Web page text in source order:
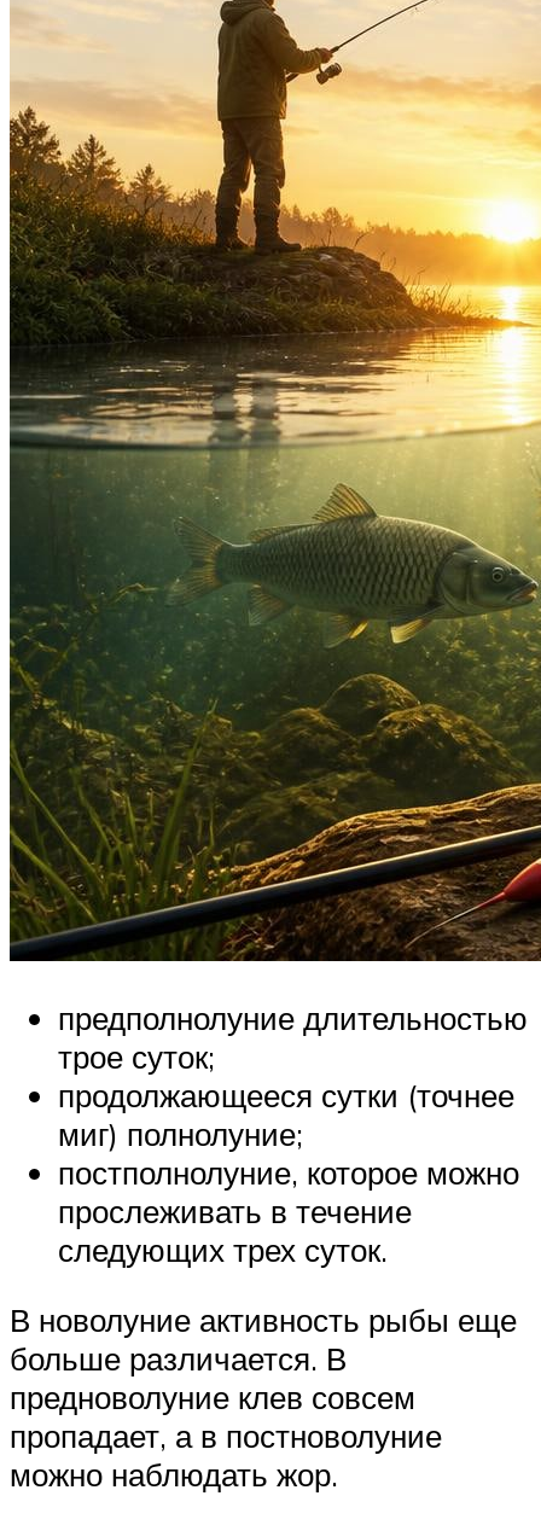
предполнолуние длительностью
трое суток;
продолжающееся сутки (точнее
миг) полнолуние;
постполнолуние, которое можно
прослеживать в течение
следующих трех суток.
В новолуние активность рыбы еще
больше различается. В
предноволуние клев совсем
пропадает, а в постноволуние
можно наблюдать жор.